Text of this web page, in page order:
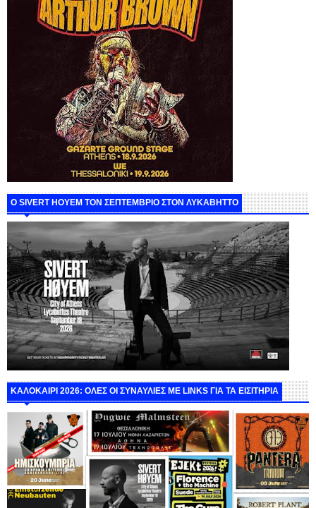
Ο SIVERT HOYEM ΤΟΝ ΣΕΠΤΕΜΒΡΙΟ ΣΤΟΝ ΛΥΚΑΒΗΤΤΟ
ΚΑΛΟΚΑΙΡΙ 2026: ΟΛΕΣ ΟΙ ΣΥΝΑΥΛΙΕΣ ΜΕ LINKS ΓΙΑ ΤΑ ΕΙΣΙΤΗΡΙΑ